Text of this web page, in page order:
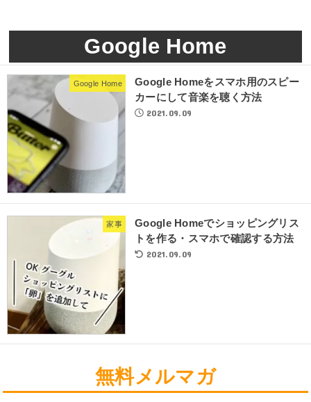
Google Home
Google Home
Google Homeをスマホ用のスピー
カーにして音楽を聴く方法
2021.09.09
家事
Google Homeでショッピングリス
トを作る・スマホで確認する方法
2021.09.09
無料メルマガ